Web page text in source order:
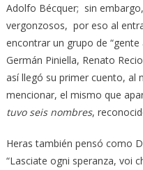
Adolfo Bécquer; sin
vergonzosos, por eso al
encontrar un grupo de
Germán Piniella, Renato
así llegó su primer cuento, al
mencionar, el mismo que
tuvo seis nombres,
Heras también pensó como
“Lasciate ogni speranza, voi